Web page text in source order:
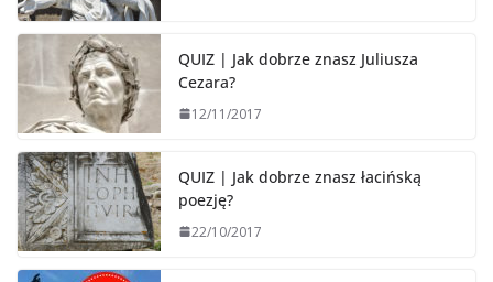
QUIZ | Jak dobrze znasz Juliusza
Cezara?
12/11/2017
QUIZ | Jak dobrze znasz łacińską
poezję?
22/10/2017